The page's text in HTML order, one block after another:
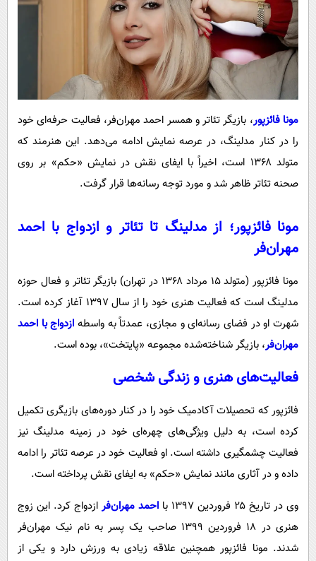
مونا فائزپور، بازیگر تئاتر و همسر احمد مهران‌فر، فعالیت حرفه‌ای خود
را در کنار مدلینگ، در عرصه نمایش ادامه می‌دهد. این هنرمند که
متولد ۱۳۶۸ است، اخیراً با ایفای نقش در نمایش «حکم» بر روی
صحنه تئاتر ظاهر شد و مورد توجه رسانه‌ها قرار گرفت.
مونا فائزپور؛ از مدلینگ تا تئاتر و ازدواج با احمد
مهران‌فر
مونا فائزپور (متولد ۱۵ مرداد ۱۳۶۸ در تهران) بازیگر تئاتر و فعال حوزه
مدلینگ است که فعالیت هنری خود را از سال ۱۳۹۷ آغاز کرده است.
شهرت او در فضای رسانه‌ای و مجازی، عمدتاً به واسطه ازدواج با احمد
مهران‌فر، بازیگر شناخته‌شده مجموعه «پایتخت»، بوده است.
فعالیت‌های هنری و زندگی شخصی
فائزپور که تحصیلات آکادمیک خود را در کنار دوره‌های بازیگری تکمیل
کرده است، به دلیل ویژگی‌های چهره‌ای خود در زمینه مدلینگ نیز
فعالیت چشمگیری داشته است. او فعالیت خود در عرصه تئاتر را ادامه
داده و در آثاری مانند نمایش «حکم» به ایفای نقش پرداخته است.
وی در تاریخ ۲۵ فروردین ۱۳۹۷ با
احمد مهران‌فر ازدواج کرد. این زوج
هنری در ۱۸ فروردین ۱۳۹۹ صاحب یک پسر به نام نیک مهران‌فر
شدند. مونا فائزپور همچنین علاقه زیادی به ورزش دارد و یکی از